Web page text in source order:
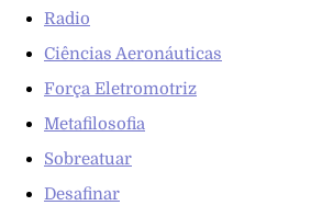
Radio
Ciências Aeronáuticas
Força Eletromotriz
Metafilosofia
Sobreatuar
Desafinar